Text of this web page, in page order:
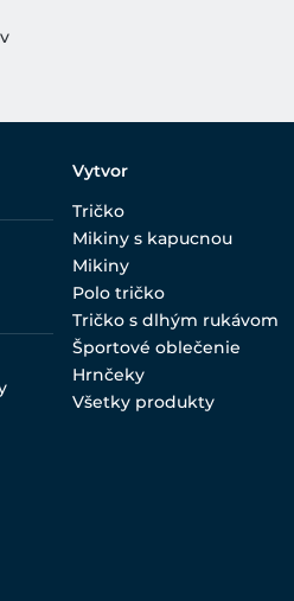
Vytvor
Tričko
Mikiny s kapucnou
Mikiny
Polo tričko
Tričko s dlhým rukávom
Športové oblečenie
Hrnčeky
Všetky produkty